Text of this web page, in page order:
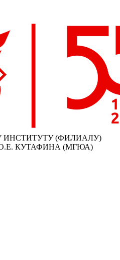
ИНСТИТУТУ (ФИЛИАЛУ)
КУТАФИНА (МГЮА)